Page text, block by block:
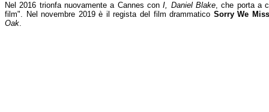
Nel 2016 trionfa nuovamente a Cannes conI, Daniel Blake, che porta a
film". Nel novembre 2019 è il regista del film drammatico Sorry We
Oak.